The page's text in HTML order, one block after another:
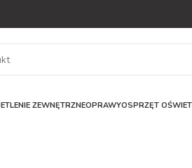
ZEWNĘTRZNEOPRAWYOSPRZĘT